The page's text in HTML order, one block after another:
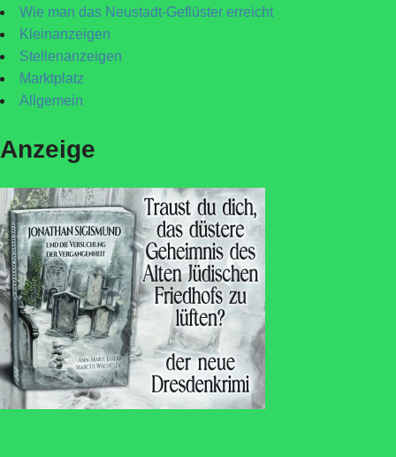
Wie man das Neustadt-Geflüster erreicht
Kleinanzeigen
Stellenanzeigen
Marktplatz
Allgemein
Anzeige